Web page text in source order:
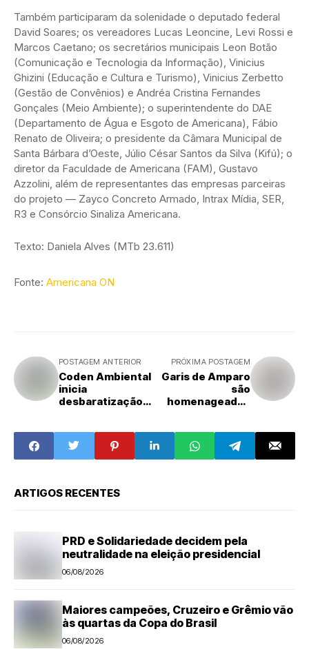
Também participaram da solenidade o deputado federal
David Soares; os vereadores Lucas Leoncine, Levi Rossi e
Marcos Caetano; os secretários municipais Leon Botão
(Comunicação e Tecnologia da Informação), Vinicius
Ghizini (Educação e Cultura e Turismo), Vinicius Zerbetto
(Gestão de Convênios) e Andréa Cristina Fernandes
Gonçales (Meio Ambiente); o superintendente do DAE
(Departamento de Água e Esgoto de Americana), Fábio
Renato de Oliveira; o presidente da Câmara Municipal de
Santa Bárbara d’Oeste, Júlio César Santos da Silva (Kifú); o
diretor da Faculdade de Americana (FAM), Gustavo
Azzolini, além de representantes das empresas parceiras
do projeto — Zayco Concreto Armado, Intrax Mídia, SER,
R3 e Consórcio Sinaliza Americana.
Texto: Daniela Alves (MTb 23.611)
Fonte: Americana ON
POSTAGEM ANTERIOR
Coden Ambiental
inicia
desbaratização
Odessa
PRÓXIMA POSTAGEM
Garis de Amparo
são
homenageados
ARTIGOS RECENTES
PRD e Solidariedade decidem pela
neutralidade na eleição presidencial
06/08/2026
Maiores campeões, Cruzeiro e Grêmio vão
às quartas da Copa do Brasil
06/08/2026